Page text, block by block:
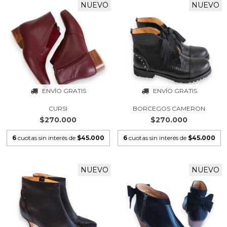
ENVÍO GRATIS
NUEVO
CURSI
$270.000
6 cuotas sin interés de $45.000
ENVÍO GRATIS
NUEVO
BORCEGOS CAMERON
$270.000
6 cuotas sin interés de $45.000
NUEVO NUEVO